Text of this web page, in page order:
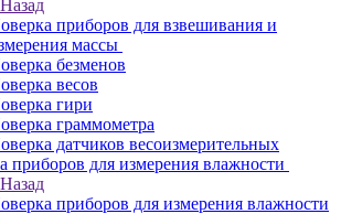
Назад
приборов для взвешивания и
массы
безменов
весов
гири
граммометра
датчиков весоизмерительных
приборов для измерения влажности
Назад
приборов для измерения влажности